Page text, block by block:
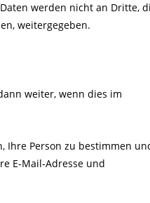
werden nicht an Dritte,
weitergegeben.
weiter, wenn dies im
Ihre Person zu bestimmen
E-Mail-Adresse und